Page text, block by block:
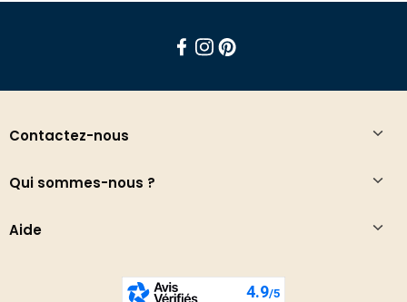
Contactez-nous
Qui sommes-nous ?
Aide